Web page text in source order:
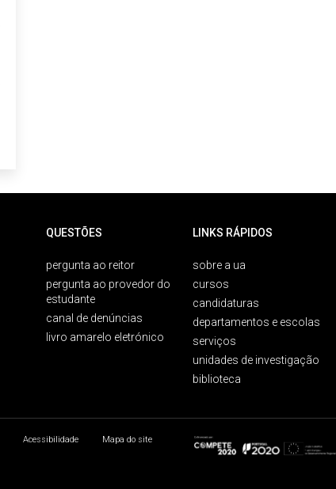
QUESTÕES
pergunta ao reitor
pergunta ao provedor do
estudante
canal de denúncias
livro amarelo eletrónico
LINKS RÁPIDOS
sobre a ua
cursos
candidaturas
departamentos e escolas
serviços
unidades de investigação
biblioteca
Acessibilidade
Mapa do site